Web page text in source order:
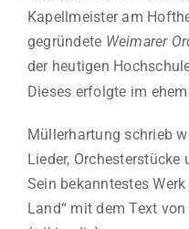
Kapellmeister am
gegründete Weimarer
der heutigen
Dieses erfolgte im
Müllerhartung schrieb
Lieder,
Sein bekanntestes
Land“ mit dem Text